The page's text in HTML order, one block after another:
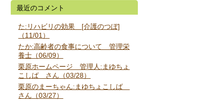
最近のコメント
た:リハビリの効果 [介護のつぼ]
（11/01）
たか:高齢者の食事について 管理栄
養士（06/09）
栗原ホームページ 管理人:まゆちょ
こしば さん（03/28）
栗原のまーちゃん:まゆちょこしば
さん（03/27）